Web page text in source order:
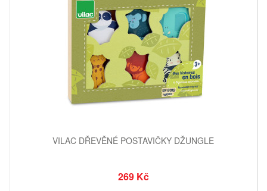
VILAC DŘEVĚNÉ POSTAVIČKY DŽUNGLE
269 Kč